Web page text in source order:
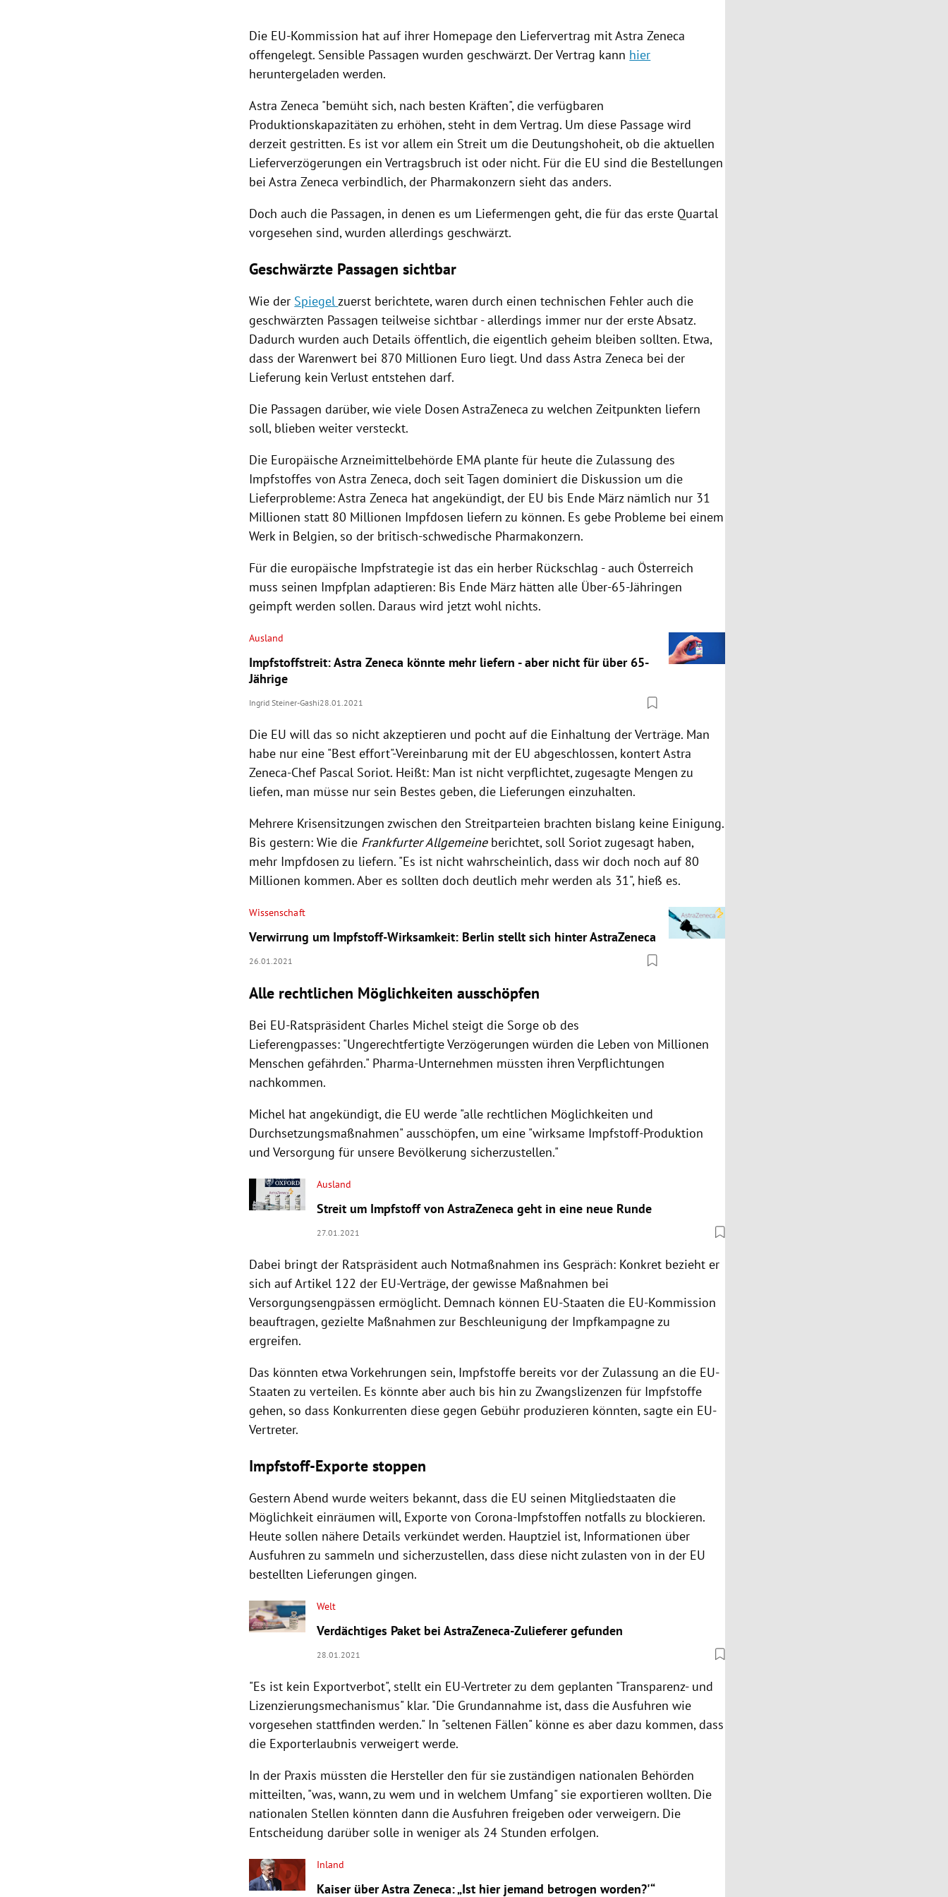
Die EU-Kommission hat auf ihrer Homepage den Liefervertrag mit Astra Zeneca
offengelegt. Sensible Passagen wurden geschwärzt. Der Vertrag kann hier
heruntergeladen werden.
Astra Zeneca "bemüht sich, nach besten Kräften", die verfügbaren
Produktionskapazitäten zu erhöhen, steht in dem Vertrag. Um diese Passage wird
derzeit gestritten. Es ist vor allem ein Streit um die Deutungshoheit, ob die aktuellen
Lieferverzögerungen ein Vertragsbruch ist oder nicht. Für die EU sind die Bestellungen
bei Astra Zeneca verbindlich, der Pharmakonzern sieht das anders.
Doch auch die Passagen, in denen es um Liefermengen geht, die für das erste Quartal
vorgesehen sind, wurden allerdings geschwärzt.
Geschwärzte Passagen sichtbar
Wie der Spiegelzuerst berichtete, waren durch einen technischen Fehler auch die
geschwärzten Passagen teilweise sichtbar - allerdings immer nur der erste Absatz.
Dadurch wurden auch Details öffentlich, die eigentlich geheim bleiben sollten. Etwa,
dass der Warenwert bei 870 Millionen Euro liegt. Und dass Astra Zeneca bei der
Lieferung kein Verlust entstehen darf.
Die Passagen darüber, wie viele Dosen AstraZeneca zu welchen Zeitpunkten liefern
soll, blieben weiter versteckt.
Die Europäische Arzneimittelbehörde EMA plante für heute die Zulassung des
Impfstoffes von Astra Zeneca, doch seit Tagen dominiert die Diskussion um die
Lieferprobleme: Astra Zeneca hat angekündigt, der EU bis Ende März nämlich nur 31
Millionen statt 80 Millionen Impfdosen liefern zu können. Es gebe Probleme bei einem
Werk in Belgien, so der britisch-schwedische Pharmakonzern.
Für die europäische Impfstrategie ist das ein herber Rückschlag - auch Österreich
muss seinen Impfplan adaptieren: Bis Ende März hätten alle Über-65-Jähringen
geimpft werden sollen. Daraus wird jetzt wohl nichts.
Ausland
Impfstoffstreit: Astra Zeneca könnte mehr liefern - aber nicht für über 65-
Jährige
Ingrid Steiner-Gashi28.01.2021
Die EU will das so nicht akzeptieren und pocht auf die Einhaltung der Verträge. Man
habe nur eine "Best effort"-Vereinbarung mit der EU abgeschlossen, kontert Astra
Zeneca-Chef Pascal Soriot. Heißt: Man ist nicht verpflichtet, zugesagte Mengen zu
liefen, man müsse nur sein Bestes geben, die Lieferungen einzuhalten.
Mehrere Krisensitzungen zwischen den Streitparteien brachten bislang keine Einigung.
Bis gestern: Wie die Frankfurter Allgemeineberichtet, soll Soriot zugesagt haben,
mehr Impfdosen zu liefern. "Es ist nicht wahrscheinlich, dass wir doch noch auf 80
Millionen kommen. Aber es sollten doch deutlich mehr werden als 31", hieß es.
Wissenschaft
Verwirrung um Impfstoff-Wirksamkeit: Berlin stellt sich hinter AstraZeneca
26.01.2021
Alle rechtlichen Möglichkeiten ausschöpfen
Bei EU-Ratspräsident Charles Michel steigt die Sorge ob des
Lieferengpasses: "Ungerechtfertigte Verzögerungen würden die Leben von Millionen
Menschen gefährden." Pharma-Unternehmen müssten ihren Verpflichtungen
nachkommen.
Michel hat angekündigt, die EU werde "alle rechtlichen Möglichkeiten und
Durchsetzungsmaßnahmen" ausschöpfen, um eine "wirksame Impfstoff-Produktion
und Versorgung für unsere Bevölkerung sicherzustellen."
Ausland
Streit um Impfstoff von AstraZeneca geht in eine neue Runde
27.01.2021
Dabei bringt der Ratspräsident auch Notmaßnahmen ins Gespräch: Konkret bezieht er
sich auf Artikel 122 der EU-Verträge, der gewisse Maßnahmen bei
Versorgungsengpässen ermöglicht. Demnach können EU-Staaten die EU-Kommission
beauftragen, gezielte Maßnahmen zur Beschleunigung der Impfkampagne zu
ergreifen.
Das könnten etwa Vorkehrungen sein, Impfstoffe bereits vor der Zulassung an die EU-
Staaten zu verteilen. Es könnte aber auch bis hin zu Zwangslizenzen für Impfstoffe
gehen, so dass Konkurrenten diese gegen Gebühr produzieren könnten, sagte ein EU-
Vertreter.
Impfstoff-Exporte stoppen
Gestern Abend wurde weiters bekannt, dass die EU seinen Mitgliedstaaten die
Möglichkeit einräumen will, Exporte von Corona-Impfstoffen notfalls zu blockieren.
Heute sollen nähere Details verkündet werden. Hauptziel ist, Informationen über
Ausfuhren zu sammeln und sicherzustellen, dass diese nicht zulasten von in der EU
bestellten Lieferungen gingen.
Welt
Verdächtiges Paket bei AstraZeneca-Zulieferer gefunden
28.01.2021
"Es ist kein Exportverbot", stellt ein EU-Vertreter zu dem geplanten "Transparenz- und
Lizenzierungsmechanismus" klar. "Die Grundannahme ist, dass die Ausfuhren wie
vorgesehen stattfinden werden." In "seltenen Fällen" könne es aber dazu kommen, dass
die Exporterlaubnis verweigert werde.
In der Praxis müssten die Hersteller den für sie zuständigen nationalen Behörden
mitteilten, "was, wann, zu wem und in welchem Umfang" sie exportieren wollten. Die
nationalen Stellen könnten dann die Ausfuhren freigeben oder verweigern. Die
Entscheidung darüber solle in weniger als 24 Stunden erfolgen.
Inland
Kaiser über Astra Zeneca: „Ist hier jemand betrogen worden?'“